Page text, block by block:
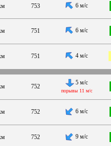
753 6 м/с
751 6 м/с
751 4 м/с
752
5 м/с
порывы 11 м/с
752 6 м/с
752 9 м/с